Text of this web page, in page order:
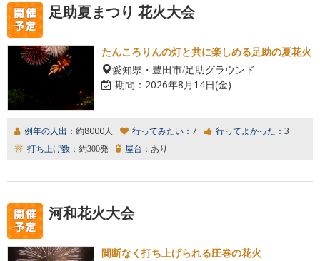
足助夏まつり 花火大会
たんころりんの灯と共に楽しめる足助の夏花火
愛知県・豊田市/足助グラウンド
期間： 2026年8月14日(金)
例年の人出： 約8000人 行ってみたい： 7 行ってよかった： 3
打ち上げ数： 約300発 屋台： あり
河和花火大会
間断なく打ち上げられる圧巻の花火